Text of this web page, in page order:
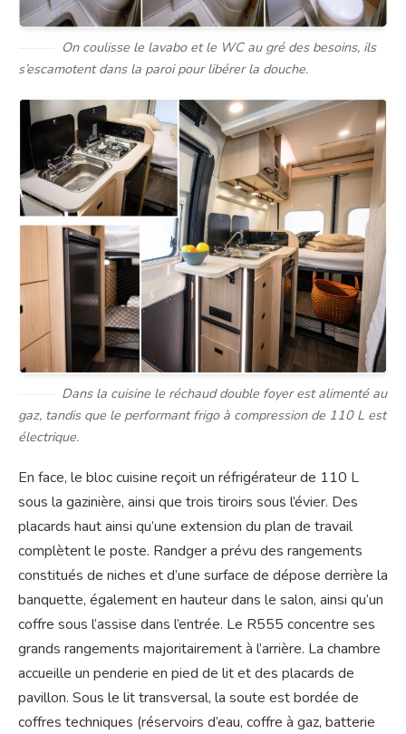
On coulisse le lavabo et le WC au gré des besoins, ils
s’escamotent dans la paroi pour libérer la douche.
Dans la cuisine le réchaud double foyer est alimenté au
gaz, tandis que le performant frigo à compression de 110 L est
électrique.
En face, le bloc cuisine reçoit un réfrigérateur de 110 L
sous la gazinière, ainsi que trois tiroirs sous l’évier. Des
placards haut ainsi qu’une extension du plan de travail
complètent le poste. Randger a prévu des rangements
constitués de niches et d’une surface de dépose derrière la
banquette, également en hauteur dans le salon, ainsi qu’un
coffre sous l’assise dans l’entrée. Le R555 concentre ses
grands rangements majoritairement à l’arrière. La chambre
accueille un penderie en pied de lit et des placards de
pavillon. Sous le lit transversal, la soute est bordée de
coffres techniques (réservoirs d’eau, coffre à gaz, batterie